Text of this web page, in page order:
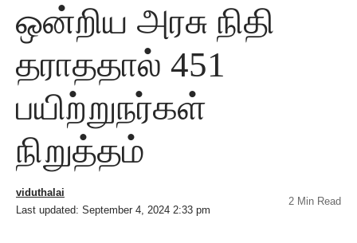
ஒன்றிய அரசு நிதி
தராததால் 451
பயிற்றுநர்கள்
நிறுத்தம்
Last updated: September 4, 2024 2:33 pm
viduthalai
2 Min Read